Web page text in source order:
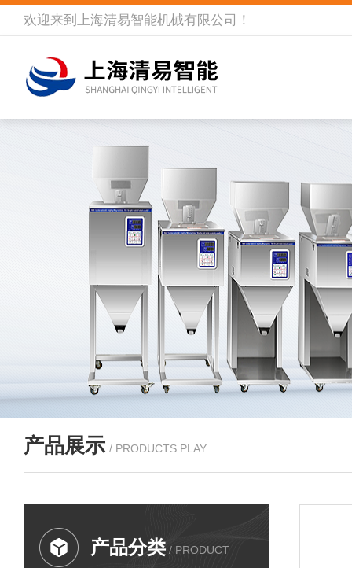
欢迎来到 上海清易智能机械有限公司 ！
产品展示 / PRODUCTS PLAY
产品分类 / PRODUCT